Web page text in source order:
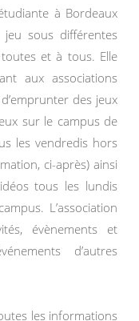
à Bordeaux
sous différentes
et à tous. Elle
aux associations
des jeux
sur le campus de
les vendredis hors
ci-après) ainsi
tous les lundis
L’association
évènements et
d’autres
les informations